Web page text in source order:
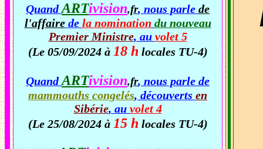
QuandARTivision.fr, nous parle de
l'affairede la nomination du nouveau
Premier Ministre, au volet 5
(Le 05/09/2024 à 18 h locales TU-4)
QuandARTivision.fr, nous parle de
mammouths congelés, découverts en
Sibérie, au volet 4
(Le 25/08/2024 à 15 h locales TU-4)